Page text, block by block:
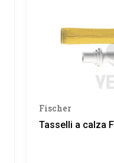
Fischer
Tasselli a calza